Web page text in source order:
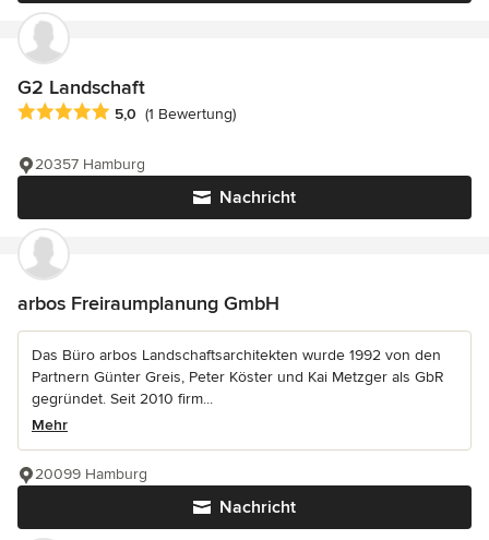
G2 Landschaft
Durchschnittliche Bewertung: 5 von 5 Sternen
5,0 (1 Bewertung)
Nachricht
20357 Hamburg
arbos Freiraumplanung GmbH
Das Büro arbos Landschaftsarchitekten wurde 1992 von den
Partnern Günter Greis, Peter Köster und Kai Metzger als GbR
gegründet. Seit 2010 firm...
Mehr
Nachricht
20099 Hamburg